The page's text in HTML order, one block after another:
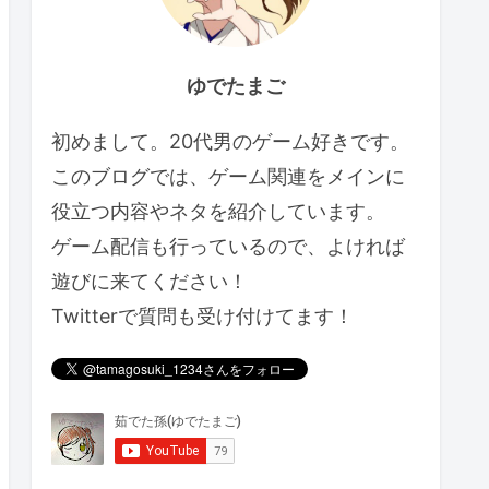
ゆでたまご
初めまして。20代男のゲーム好きです。
このブログでは、ゲーム関連をメインに
役立つ内容やネタを紹介しています。
ゲーム配信も行っているので、よければ
遊びに来てください！
Twitterで質問も受け付けてます！